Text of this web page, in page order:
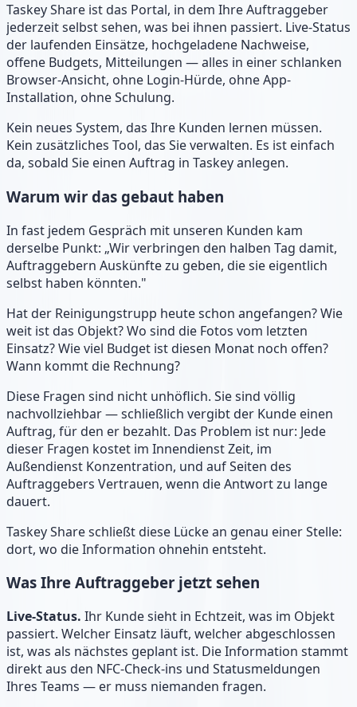
Taskey Share ist das Portal, in dem Ihre Auftraggeber
jederzeit selbst sehen, was bei ihnen passiert. Live-Status
der laufenden Einsätze, hochgeladene Nachweise,
offene Budgets, Mitteilungen — alles in einer schlanken
Browser-Ansicht, ohne Login-Hürde, ohne App-
Installation, ohne Schulung.
Kein neues System, das Ihre Kunden lernen müssen.
Kein zusätzliches Tool, das Sie verwalten. Es ist einfach
da, sobald Sie einen Auftrag in Taskey anlegen.
Warum wir das gebaut haben
In fast jedem Gespräch mit unseren Kunden kam
derselbe Punkt: „Wir verbringen den halben Tag damit,
Auftraggebern Auskünfte zu geben, die sie eigentlich
selbst haben könnten."
Hat der Reinigungstrupp heute schon angefangen? Wie
weit ist das Objekt? Wo sind die Fotos vom letzten
Einsatz? Wie viel Budget ist diesen Monat noch offen?
Wann kommt die Rechnung?
Diese Fragen sind nicht unhöflich. Sie sind völlig
nachvollziehbar — schließlich vergibt der Kunde einen
Auftrag, für den er bezahlt. Das Problem ist nur: Jede
dieser Fragen kostet im Innendienst Zeit, im
Außendienst Konzentration, und auf Seiten des
Auftraggebers Vertrauen, wenn die Antwort zu lange
dauert.
Taskey Share schließt diese Lücke an genau einer Stelle:
dort, wo die Information ohnehin entsteht.
Was Ihre Auftraggeber jetzt sehen
Live-Status. Ihr Kunde sieht in Echtzeit, was im Objekt
passiert. Welcher Einsatz läuft, welcher abgeschlossen
ist, was als nächstes geplant ist. Die Information stammt
direkt aus den NFC-Check-ins und Statusmeldungen
Ihres Teams — er muss niemanden fragen.